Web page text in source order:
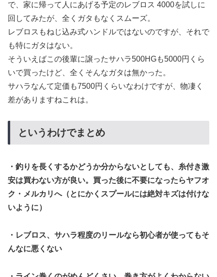
で、家に帰って人にあげる予定のレブロス 4000を試しに
回してみたが、全くガタもなくスムーズ。
レブロスもねじ込み式ハンドルではないのですが、それで
も特にガタはない。
そういえばこの後輩に譲ったサハラ500HGも5000円くら
いで買ったけど、全くそんなガタは無かった。
サハラなんて定価も7500円くらいなわけですが、物凄く
差がありますねこれは。
というわけでまとめ
・釣りを長くするかどうか分からないとしても、糸付き激
安は買わない方が良い。買った後に不要になったらヤフオ
ク・メルカリへ（とにかくスプールには絶対キズは付けな
いように）
・レブロス、サハラ程度のリールなら初心者が使ってもそ
んなに悪くない